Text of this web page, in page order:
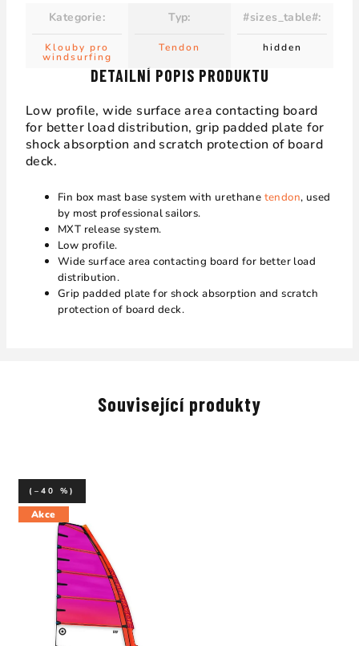
DETAILNÍ POPIS PRODUKTU
Low profile, wide surface area contacting board
for better load distribution, grip padded plate for
shock absorption and scratch protection of board
deck.
Fin box mast base system with urethane tendon, used
by most professional sailors.
MXT release system.
Low profile.
Wide surface area contacting board for better load
distribution.
Grip padded plate for shock absorption and scratch
protection of board deck.
Kategorie:
Klouby pro
windsurfing
Typ:
Tendon
#sizes_table#:
hidden
Související produkty
Akce
(–40 %)